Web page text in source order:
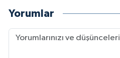
Yorumlar